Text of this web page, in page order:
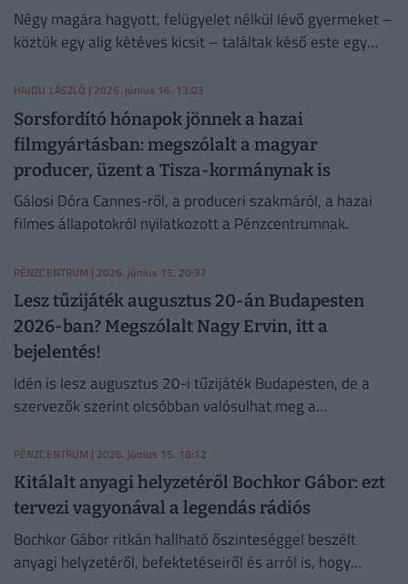
Négy magára hagyott, felügyelet nélkül lévő gyermeket –
köztük egy alig kétéves kicsit – találtak késő este egy
HAJDU LÁSZLÓ | 2026. június 16. 13:03
Sorsfordító hónapok jönnek a hazai
filmgyártásban: megszólalt a magyar
producer, üzent a Tisza-kormánynak is
Gálosi Dóra Cannes-ről, a produceri szakmáról, a hazai
filmes állapotokról nyilatkozott a Pénzcentrumnak.
PÉNZCENTRUM | 2026. június 15. 20:37
Lesz tűzijáték augusztus 20-án Budapesten
2026-ban? Megszólalt Nagy Ervin, itt a
bejelentés!
Idén is lesz augusztus 20-i tűzijáték Budapesten, de a
szervezők szerint olcsóbban valósulhat meg a
PÉNZCENTRUM | 2026. június 15. 18:12
Kitálalt anyagi helyzetéről Bochkor Gábor: ezt
tervezi vagyonával a legendás rádiós
Bochkor Gábor ritkán hallható őszinteséggel beszélt
anyagi helyzetéről, befektetéseiről és arról is, hogy